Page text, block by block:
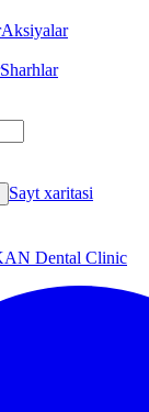
Aksiyalar
Sharhlar
Sayt xaritasi
Dental Clinic